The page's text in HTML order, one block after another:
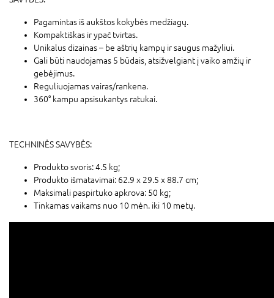
Pagamintas iš aukštos kokybės medžiagų.
Kompaktiškas ir ypač tvirtas.
Unikalus dizainas – be aštrių kampų ir saugus mažyliui.
Gali būti naudojamas 5 būdais, atsižvelgiant į vaiko amžių ir
gebėjimus.
Reguliuojamas vairas/rankena.
360° kampu apsisukantys ratukai.
TECHNINĖS SAVYBĖS:
Produkto svoris: 4.5 kg;
Produkto išmatavimai: 62.9 x 29.5 x 88.7 cm;
Maksimali paspirtuko apkrova: 50 kg;
Tinkamas vaikams nuo 10 mėn. iki 10 metų.